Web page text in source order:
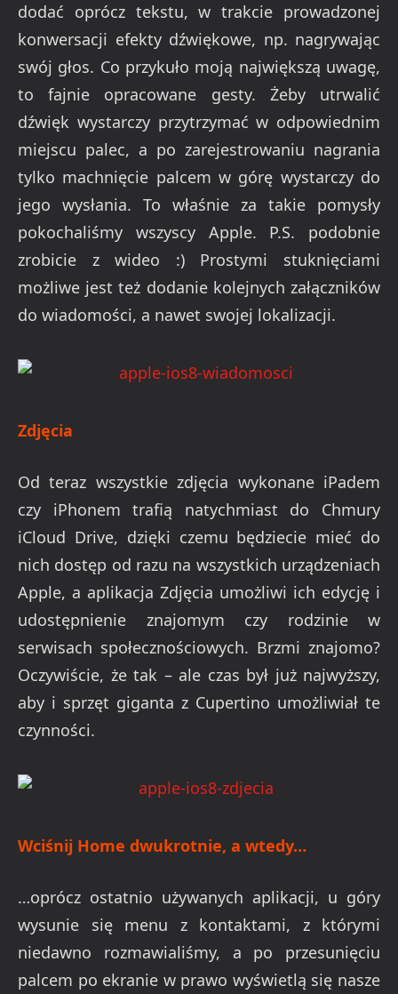
dodać oprócz tekstu, w trakcie prowadzonej
konwersacji efekty dźwiękowe, np. nagrywając
swój głos. Co przykuło moją największą uwagę,
to fajnie opracowane gesty. Żeby utrwalić
dźwięk wystarczy przytrzymać w odpowiednim
miejscu palec, a po zarejestrowaniu nagrania
tylko machnięcie palcem w górę wystarczy do
jego wysłania. To właśnie za takie pomysły
pokochaliśmy wszyscy Apple. P.S. podobnie
zrobicie z wideo :) Prostymi stuknięciami
możliwe jest też dodanie kolejnych załączników
do wiadomości, a nawet swojej lokalizacji.
Zdjęcia
Od teraz wszystkie zdjęcia wykonane iPadem
czy iPhonem trafią natychmiast do Chmury
iCloud Drive, dzięki czemu będziecie mieć do
nich dostęp od razu na wszystkich urządzeniach
Apple, a aplikacja Zdjęcia umożliwi ich edycję i
udostępnienie znajomym czy rodzinie w
serwisach społecznościowych. Brzmi znajomo?
Oczywiście, że tak – ale czas był już najwyższy,
aby i sprzęt giganta z Cupertino umożliwiał te
czynności.
Wciśnij Home dwukrotnie, a wtedy…
…oprócz ostatnio używanych aplikacji, u góry
wysunie się menu z kontaktami, z którymi
niedawno rozmawialiśmy, a po przesunięciu
palcem po ekranie w prawo wyświetlą się nasze